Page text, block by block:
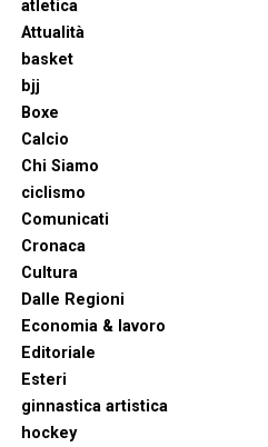
atletica
Attualità
basket
bjj
Boxe
Calcio
Chi Siamo
ciclismo
Comunicati
Cronaca
Cultura
Dalle Regioni
Economia & lavoro
Editoriale
Esteri
ginnastica artistica
hockey